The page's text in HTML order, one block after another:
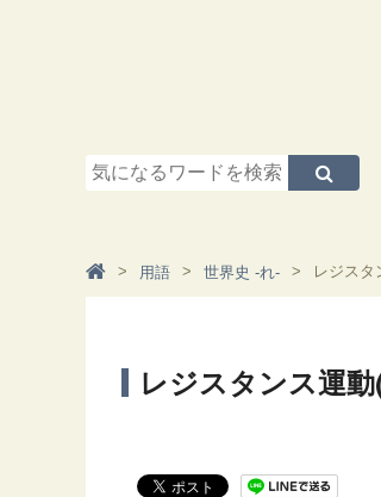
用語 世界史 -れ- レジスタ
レジスタンス運